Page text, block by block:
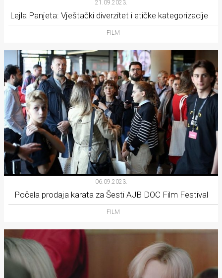
21.09.2023.
Lejla Panjeta: Vještački diverzitet i etičke kategorizacije
FILM
06.09.2023.
Počela prodaja karata za Šesti AJB DOC Film Festival
FILM